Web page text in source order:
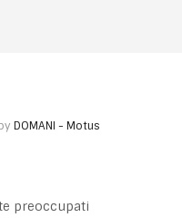
DOMANI - Motus
preoccupati